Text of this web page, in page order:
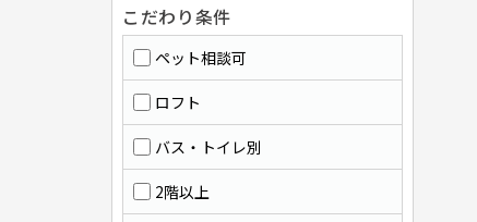
こだわり条件
ペット相談可
ロフト
バス・トイレ別
2階以上